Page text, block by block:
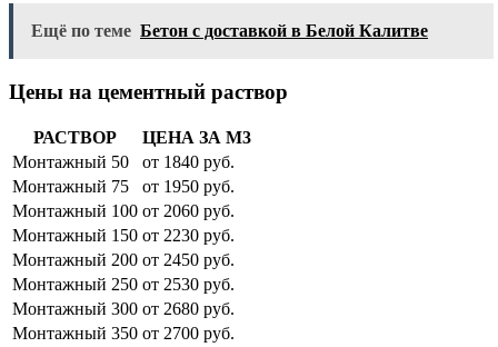
Ещё по теме Бетон с доставкой в Белой Калитве
Цены на цементный раствор
РАСТВОР
ЦЕНА ЗА М3
Монтажный 50
от 1840 руб.
Монтажный 75
от 1950 руб.
Монтажный 100 от 2060 руб.
Монтажный 150 от 2230 руб.
Монтажный 200 от 2450 руб.
Монтажный 250 от 2530 руб.
Монтажный 300 от 2680 руб.
Монтажный 350 от 2700 руб.